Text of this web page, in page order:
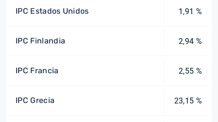
IPC Estados Unidos 1,91 %
IPC Finlandia 2,94 %
IPC Francia 2,55 %
IPC Grecia 23,15 %